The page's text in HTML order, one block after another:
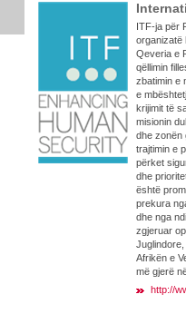
ITF-ja për
organizatë
Qeveria e
qëllimin
zbatimin e
e
krijimit të
misionin
dhe zonën
trajtimin e
përket
dhe
është
prekura
dhe nga
zgjeruar
Afrikën e
më gjerë
http://